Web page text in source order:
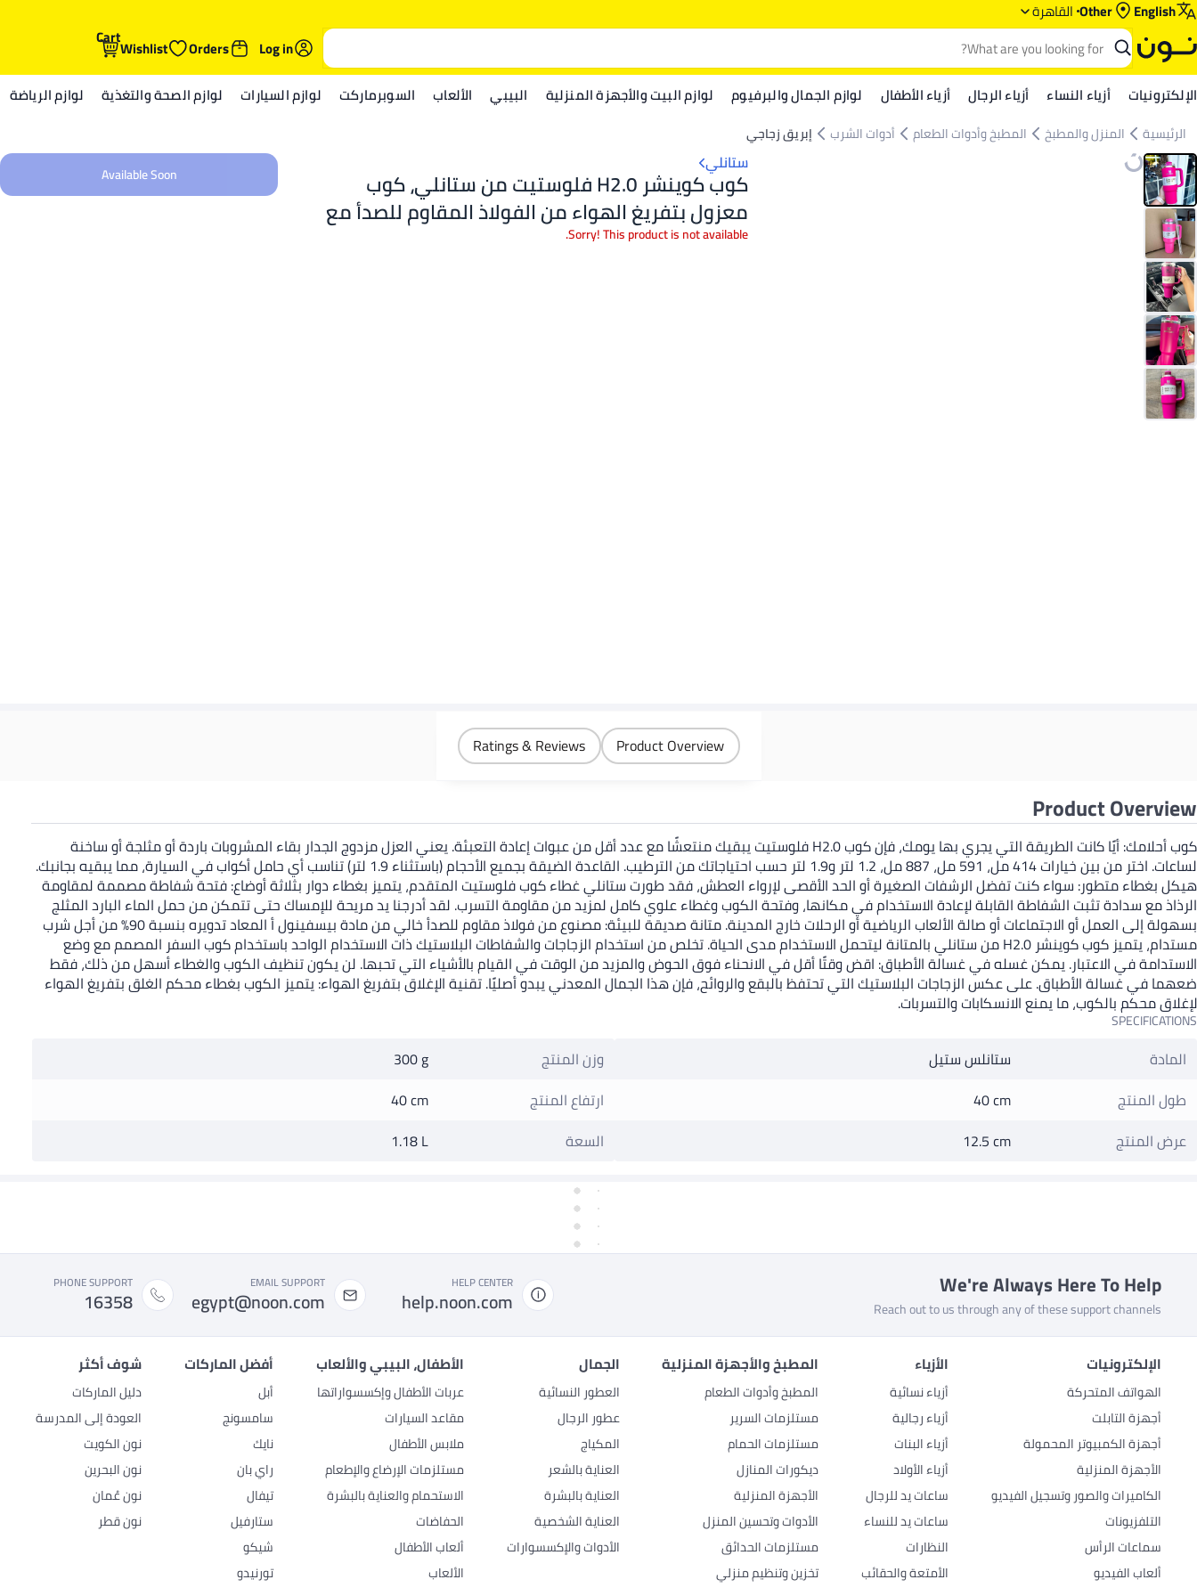
English
Other القاهرة
Log in
Orders
Wishlist
Cart
الإلكترونيات أزياء النساء أزياء الرجال أزياء الأطفال لوازم الجمال والبرفيوم لوازم البيت والأجهزة المنزلية البيبي الألعاب السوبرماركت لوازم السيارات لوازم الصحة والتغذية لوازم الرياضة
الرئيسية المنزل والمطبخ المطبخ وأدوات الطعام أدوات الشرب إبريق زجاجي
ستانلي
كوب كوينشر H2.0 فلوستيت من ستانلي، كوب
معزول بتفريغ الهواء من الفولاذ المقاوم للصدأ مع
غطاء وشفاطة للمياه أو الشاي المثلج أو القهوة
Sorry! This product is not available.
Available Soon
Product Overview
Ratings & Reviews
Product Overview
كوب أحلامك: أيًا كانت الطريقة التي يجري بها يومك، فإن كوب H2.0 فلوستيت يبقيك منتعشًا مع عدد أقل من عبوات إعادة التعبئة. يعني العزل مزدوج الجدار بقاء المشروبات باردة أو مثلجة أو ساخنة
لساعات. اختر من بين خيارات 414 مل، 591 مل، 887 مل، 1.2 لتر و1.9 لتر حسب احتياجاتك من الترطيب. القاعدة الضيقة بجميع الأحجام (باستثناء 1.9 لتر) تناسب أي حامل أكواب في السيارة، مما يبقيه بجانبك.
هيكل بغطاء متطور: سواء كنت تفضل الرشفات الصغيرة أو الحد الأقصى لإرواء العطش، فقد طورت ستانلي غطاء كوب فلوستيت المتقدم، يتميز بغطاء دوار بثلاثة أوضاع: فتحة شفاطة مصممة لمقاومة
الرذاذ مع سدادة تثبت الشفاطة القابلة لإعادة الاستخدام في مكانها، وفتحة الكوب وغطاء علوي كامل لمزيد من مقاومة التسرب. لقد أدرجنا يد مريحة للإمساك حتى تتمكن من حمل الماء البارد المثلج
بسهولة إلى العمل أو الاجتماعات أو صالة الألعاب الرياضية أو الرحلات خارج المدينة. متانة صديقة للبيئة: مصنوع من فولاذ مقاوم للصدأ خالي من مادة بيسفينول أ المعاد تدويره بنسبة 90% من أجل شرب
مستدام، يتميز كوب كوينشر H2.0 من ستانلي بالمتانة ليتحمل الاستخدام مدى الحياة. تخلص من استخدام الزجاجات والشفاطات البلاستيك ذات الاستخدام الواحد باستخدام كوب السفر المصمم مع وضع
الاستدامة في الاعتبار. يمكن غسله في غسالة الأطباق: اقض وقتًا أقل في الانحناء فوق الحوض والمزيد من الوقت في القيام بالأشياء التي تحبها. لن يكون تنظيف الكوب والغطاء أسهل من ذلك، فقط
ضعهما في غسالة الأطباق. على عكس الزجاجات البلاستيك التي تحتفظ بالبقع والروائح، فإن هذا الجمال المعدني يبدو أصليًا. تقنية الإغلاق بتفريغ الهواء: يتميز الكوب بغطاء محكم الغلق بتفريغ الهواء
لإغلاق محكم بالكوب، ما يمنع الانسكابات والتسربات.
SPECIFICATIONS
المادة
ستانلس ستيل
طول المنتج
40 cm
عرض المنتج
12.5 cm
وزن المنتج
300 g
ارتفاع المنتج
40 cm
السعة
1.18 L
We're Always Here To Help
Reach out to us through any of these support channels
HELP CENTER
help.noon.com
EMAIL SUPPORT
egypt@noon.com
PHONE SUPPORT
16358
الإلكترونيات
الهواتف المتحركة
أجهزة التابلت
أجهزة الكمبيوتر المحمولة
الأجهزة المنزلية
الكاميرات والصور وتسجيل الفيديو
التلفزيونات
سماعات الرأس
ألعاب الفيديو
الأزياء
أزياء نسائية
أزياء رجالية
أزياء البنات
أزياء الأولاد
ساعات يد للرجال
ساعات يد للنساء
النظارات
الأمتعة والحقائب
المطبخ والأجهزة المنزلية
المطبخ وأدوات الطعام
مستلزمات السرير
مستلزمات الحمام
ديكورات المنازل
الأجهزة المنزلية
الأدوات وتحسين المنزل
مستلزمات الحدائق
تخزين وتنظيم منزلي
الجمال
العطور النسائية
عطور الرجال
المكياج
العناية بالشعر
العناية بالبشرة
العناية الشخصية
الأدوات والإكسسوارات
الأطفال، البيبي والألعاب
عربات الأطفال وإكسسواراتها
مقاعد السيارات
ملابس الأطفال
مستلزمات الإرضاع والإطعام
الاستحمام والعناية بالبشرة
الحفاضات
ألعاب الأطفال
الألعاب
أفضل الماركات
أبل
سامسونج
نايك
راي بان
تيفال
ستارفيل
شيكو
تورنيدو
شوف أكثر
دليل الماركات
العودة إلى المدرسة
نون الكويت
نون البحرين
نون عُمان
نون قطر